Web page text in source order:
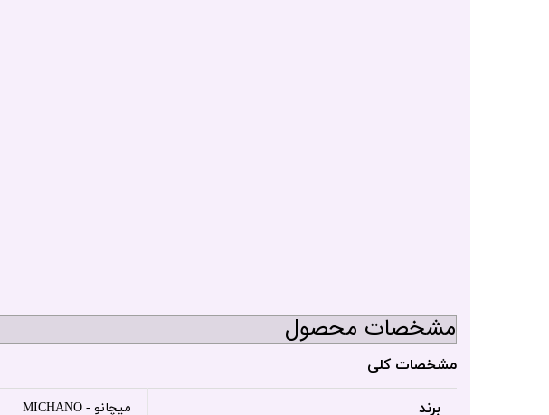
مشخصات محصول
مشخصات کلی
برند میچانو - MICHANO